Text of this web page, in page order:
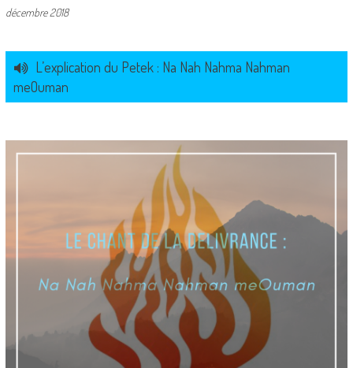
décembre 2018
L’explication du Petek : Na Nah Nahma Nahman
meOuman